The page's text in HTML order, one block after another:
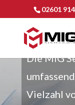
02601
Die MIG
Vielzahl